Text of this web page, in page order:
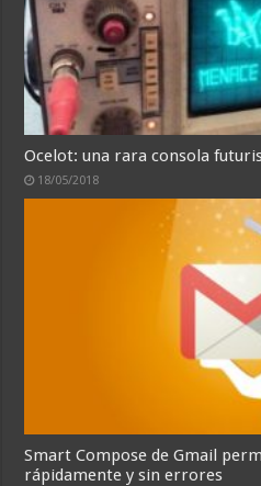
Ocelot: una rara consola
18/05/2018
Smart Compose de Gmail
rápidamente y sin errores